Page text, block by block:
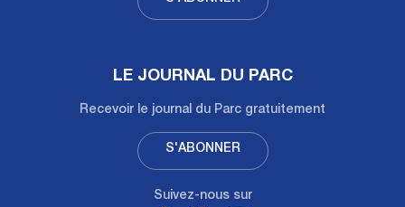
LE JOURNAL DU PARC
Recevoir le journal du Parc gratuitement
S'ABONNER
Suivez-nous sur